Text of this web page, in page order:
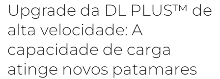
Upgrade da DL PLUS™ de
alta velocidade: A
capacidade de carga
atinge novos patamares